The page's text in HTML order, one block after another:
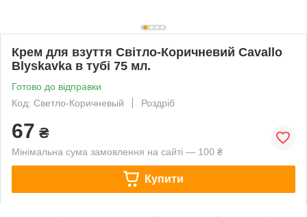
Крем для взуття Світло-Коричневий Cavallo
Blyskavka в тубі 75 мл.
Готово до відправки
Код: Светло-Коричневый
Роздріб
67 ₴
Мінімальна сума замовлення на сайті — 100 ₴
Купити